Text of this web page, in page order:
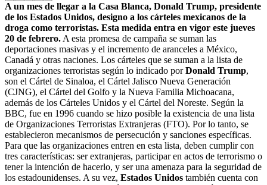
A un mes de llegar a la Casa Blanca, Donald Trump, presidente
de los Estados Unidos, designo a los cárteles mexicanos de la
droga como terroristas. Esta medida entra en vigor este jueves
20 de febrero. A esta promesa de campaña se suman las
deportaciones masivas y el incremento de aranceles a México,
Canadá y otras naciones. Los cárteles que se suman a la lista de
organizaciones terroristas según lo indicado porDonald Trump,
son el Cártel de Sinaloa, el Cártel Jalisco Nueva Generación
(CJNG), el Cártel del Golfo y la Nueva Familia Michoacana,
además de los Cárteles Unidos y el Cártel del Noreste. Según la
BBC, fue en 1996 cuando se hizo posible la existencia de una lista
de Organizaciones Terroristas Extranjeras (FTO). Por lo tanto, se
establecieron mecanismos de persecución y sanciones específicas.
Para que las organizaciones entren en esta lista, deben cumplir con
tres características: ser extranjeras, participar en actos de terrorismo o
tener la intención de hacerlo, y ser una amenaza para la seguridad de
los estadounidenses. A su vez, Estados Unidos también cuenta con